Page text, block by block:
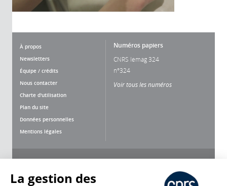
À propos
Newsletters
Équipe / crédits
Nous contacter
Charte d'utilisation
Plan du site
Données personnelles
Mentions légales
Numéros papiers
CNRS lemag 324
n°324
Voir tous les numéros
La gestion des